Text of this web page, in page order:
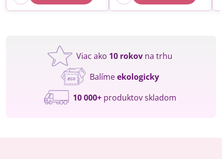
Viac ako 10 rokov na trhu
Balímeekologicky
10 000+produktov skladom